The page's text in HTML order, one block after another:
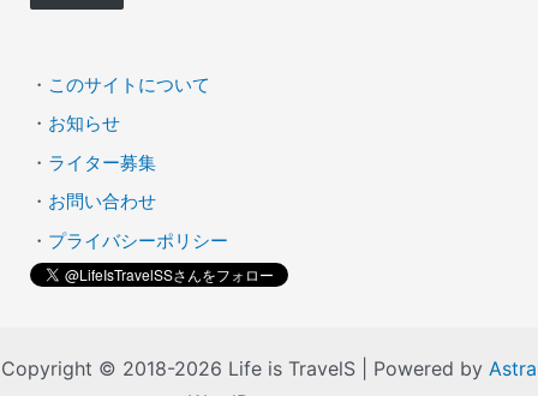
ド
ス・ このサイトについて
・ お知らせ
・ ライター募集
・ お問い合わせ
・ プライバシーポリシー
Copyright © 2018-2026 Life is TravelS | Powered by Astra